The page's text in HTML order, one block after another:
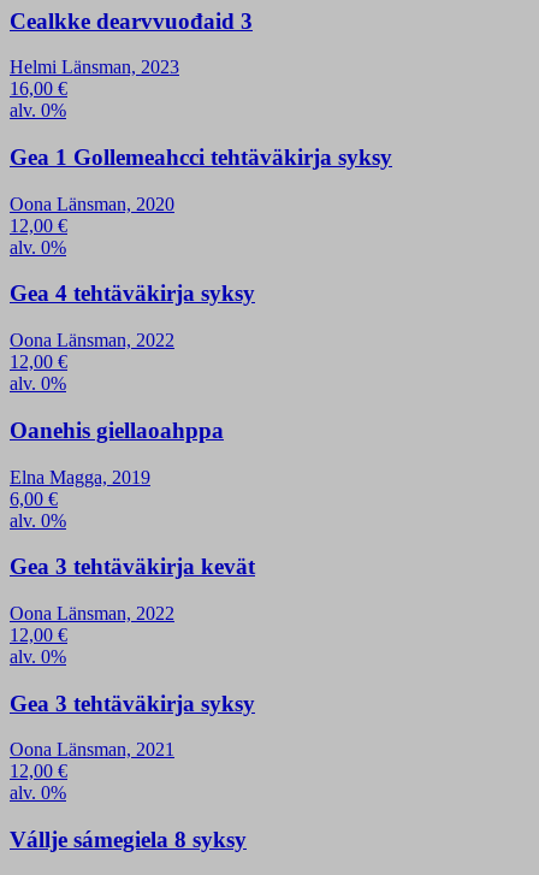
Cealkke dearvvuođaid 3
Helmi Länsman, 2023
16,00 €
alv. 0%
Gea 1 Gollemeahcci tehtäväkirja syksy
Oona Länsman, 2020
12,00 €
alv. 0%
Gea 4 tehtäväkirja syksy
Oona Länsman, 2022
12,00 €
alv. 0%
Oanehis giellaoahppa
Elna Magga, 2019
6,00 €
alv. 0%
Gea 3 tehtäväkirja kevät
Oona Länsman, 2022
12,00 €
alv. 0%
Gea 3 tehtäväkirja syksy
Oona Länsman, 2021
12,00 €
alv. 0%
Vállje sámegiela 8 syksy